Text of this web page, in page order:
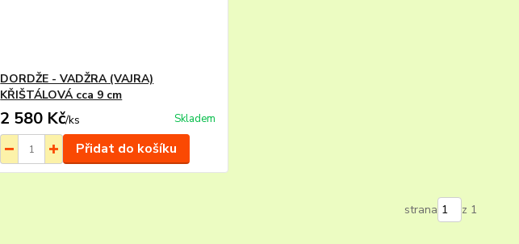
DORDŽE - VADŽRA (VAJRA)
KŘIŠTÁLOVÁ cca 9 cm
2 580 Kč/ks Skladem
Přidat do košíku
strana z 1